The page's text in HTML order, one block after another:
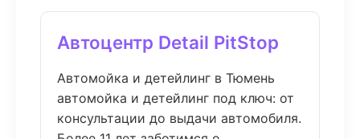
Автоцентр Detail PitStop
Автомойка и детейлинг в Тюмень
автомойка и детейлинг под ключ: от
консультации до выдачи автомобиля.